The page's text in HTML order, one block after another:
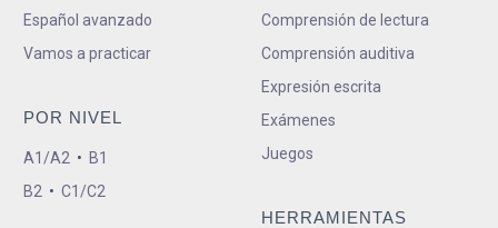
Español avanzado
Vamos a practicar
POR NIVEL
A1/A2 • B1
B2 • C1/C2
Comprensión de lectura
Comprensión auditiva
Expresión escrita
Exámenes
Juegos
HERRAMIENTAS